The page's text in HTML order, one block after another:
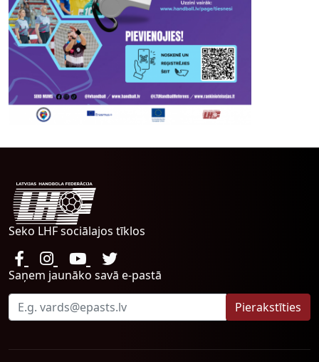
Seko LHF sociālajos tīklos
Saņem jaunāko savā e-pastā